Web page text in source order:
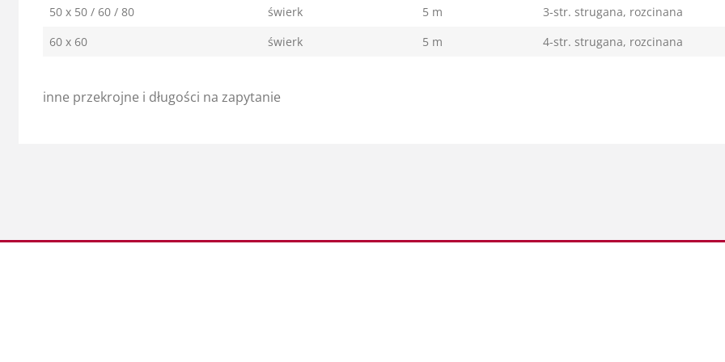
50 x 50 / 60 / 80
świerk 5 m
3-str. strugana, rozcinana
60 x 60
świerk 5 m 4-str. strugana, rozcinana
inne przekrojne i długości na zapytanie